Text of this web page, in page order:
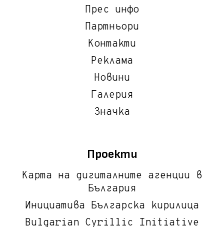
Прес инфо
Партньори
Контакти
Реклама
Новини
Галерия
Значка
Проекти
Карта на дигиталните агенции в
България
Инициатива Българска кирилица
Bulgarian Cyrillic Initiative